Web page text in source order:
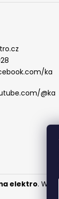
ka
@ka
elektro.